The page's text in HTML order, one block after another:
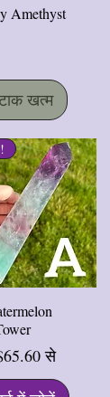
दृश्य
Amethyst
खत्म
दृश्य
से